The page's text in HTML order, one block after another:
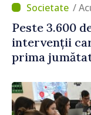
/
Peste 3.600
intervenții
prima